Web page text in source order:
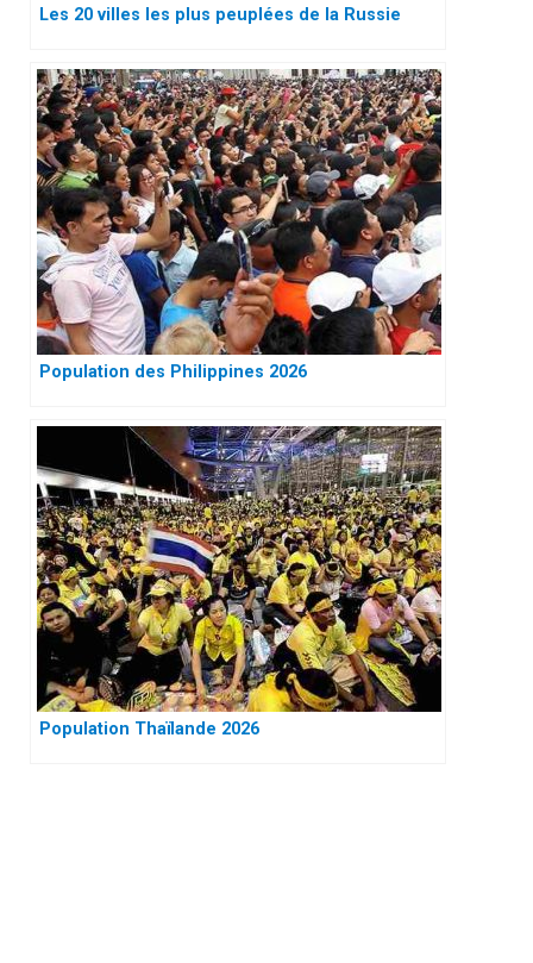
Les 20 villes les plus peuplées de la Russie
Population des Philippines 2026
Population Thaïlande 2026